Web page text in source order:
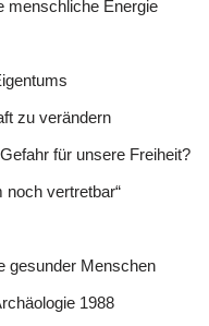
menschliche Energie
zu verändern
für unsere Freiheit?
noch vertretbar“
gesunder Menschen
1988